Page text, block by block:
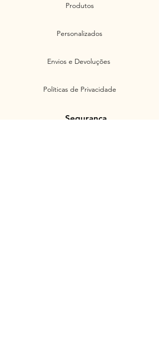
Produtos
Personalizados
Envios e Devoluções
Políticas de Privacidade
Segurança